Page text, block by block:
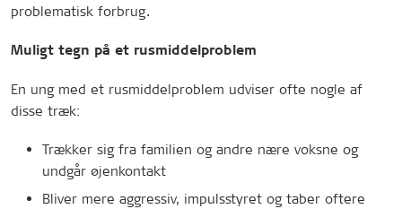
problematisk forbrug.
Muligt tegn på et rusmiddelproblem
En ung med et rusmiddelproblem udviser ofte nogle af
disse træk:
Trækker sig fra familien og andre nære voksne og
undgår øjenkontakt
Bliver mere aggressiv, impulsstyret og taber oftere